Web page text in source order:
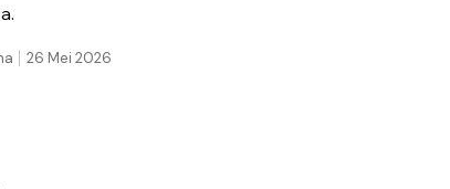
26 Mei 2026